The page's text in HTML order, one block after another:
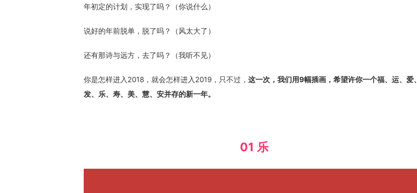
年初定的计划，实现了吗？（你说什么）
说好的年前脱单，脱了吗？（风太大了）
还有那诗与远方，去了吗？（我听不见）
你是怎样进入2018，就会怎样进入2019，只不过， 这一次，我们用9幅插画，希望许你一个福、运、爱、
发、乐、寿、美、慧、安并存的新一年。
01 乐